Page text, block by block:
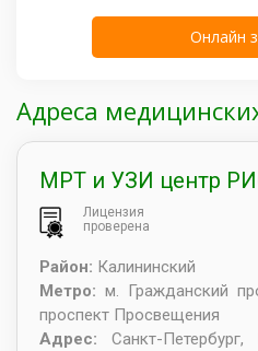
Адреса
МРТ и УЗИ центр
Лицензия
проверена
Район: Калининский
Метро: м. Гражданский
проспект Просвещения
Адрес: Санкт-Петербург,